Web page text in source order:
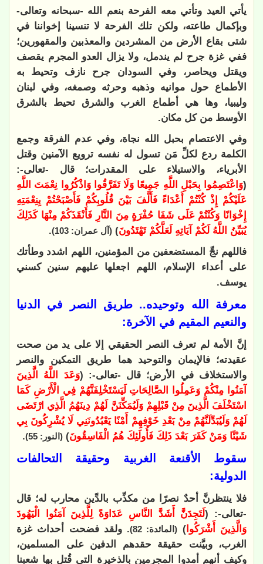
يأتي العيد وتأتي معه الفرحة بنعم الله -سبحانه وتعالى-
وبإكمال طاعته، ولكن تلك الفرحة لا تنسينا إخواننا في
شتى بقاع الأرض من المشردين والمعذبين والمقهورين؛
ففي غزة جرح لم يندمل، ولا يزال العدو المجرم يقصف
ويقتل ويحاصر، وفي السودان جرح نازف وتحيط به
الأطماع حول موانيه وذهبه وحرثه وصمغه، وفي لبنان
وليبيا، وها هي أطماع الغرب والشرق تحيط بالشرق
الأوسط من كل مكان.
وفي الاعتصام بحبل الله نجاة، وفي عدم الفرقة وجمع
الكلمة ردع لكلِّ مَن تسول له نفسه ترويع الآمنين وقتل
الأبرياء، والاستيلاء على المقدرات؛ قال -تعالى-:
(وَاعْتَصِمُوا بِحَبْلِ اللَّهِ جَمِيعًا وَلَا تَفَرَّقُوا وَاذْكُرُوا نِعْمَتَ اللَّهِ
عَلَيْكُمْ إِذْ كُنْتُمْ أَعْدَاءً فَأَلَّفَ بَيْنَ قُلُوبِكُمْ فَأَصْبَحْتُمْ بِنِعْمَتِهِ
إِخْوَانًا وَكُنْتُمْ عَلَى شَفَا حُفْرَةٍ مِنَ النَّارِ فَأَنْقَذَكُمْ مِنْهَا كَذَلِكَ
يُبَيِّنُ اللَّهُ لَكُمْ آيَاتِهِ لَعَلَّكُمْ تَهْتَدُونَ) (آل عمران: 103)
.
فاللهم نجِّ المستضعفين من المؤمنين، اللهم اشدد وطأتك
على أعداء الإسلام، اللهم اجعلها عليهم سنين كسني
يوسف.
معرفة الله وتوحيده.. طريق النصر في الدنيا
والنعيم المقيم في الآخرة:
إنَّ الأمة لم تعرف النصر الحقيقي إلا على يد من صحت
عقيدته؛ فالإيمان والتوحيد هما طريق التمكين والنصر
والاستخلاف في الأرض؛ قال -تعالى-: (وَعَدَ اللَّهُ الَّذِينَ
آمَنُوا مِنْكُمْ وَعَمِلُوا الصَّالِحَاتِ لَيَسْتَخْلِفَنَّهُمْ فِي الْأَرْضِ كَمَا
اسْتَخْلَفَ الَّذِينَ مِنْ قَبْلِهِمْ وَلَيُمَكِّنَنَّ لَهُمْ دِينَهُمُ الَّذِي ارْتَضَى
لَهُمْ وَلَيُبَدِّلَنَّهُمْ مِنْ بَعْدِ خَوْفِهِمْ أَمْنًا يَعْبُدُونَنِي لَا يُشْرِكُونَ بِي
شَيْئًا وَمَنْ كَفَرَ بَعْدَ ذَلِكَ فَأُولَئِكَ هُمُ الْفَاسِقُونَ) (النور: 55) .
سقوط الأقنعة الغربية وحقيقة التحالفات
الدولية:
فلا ينتظرنَّ أحدٌ نصرًا من مكذِّب بالدِّين محارب له؛ قال
-تعالى-: (لَتَجِدَنَّ أَشَدَّ النَّاسِ عَدَاوَةً لِلَّذِينَ آمَنُوا الْيَهُودَ
وَالَّذِينَ أَشْرَكُوا) (المائدة: 82)
. ولقد فضحت أحداث غزة
الغرب، وبيَّنت حقيقة حقدهم الدفين على المسلمين،
وكيف أنهم أمدوا المجرمين بالذخيرة التي قُتل بها شعبنا